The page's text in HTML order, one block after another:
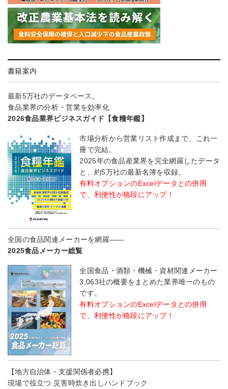
書籍案内
最新5万社のデータベース。
食品業界の分析・営業を効率化
2026食品業界ビジネスガイド【食糧年鑑】
市場分析から営業リスト作成まで、これ一
冊で完結。
2025年の食品産業界を完全網羅したデータ
と、約5万社の最新名簿を収録。
有料オプションのExcelデータとの併用
で、利便性が格段にアップ！
全国の食品関連メーカーを網羅――
2025食品メーカー総覧
全国食品・酒類・機械・資材関連メーカー
3,063社の概要をまとめた業界唯一のもの
です。
有料オプションのExcelデータとの併用
で、利便性が格段にアップ！
【地方自治体・支援関係者必携】
現場で役立つ 災害時炊き出しハンドブック